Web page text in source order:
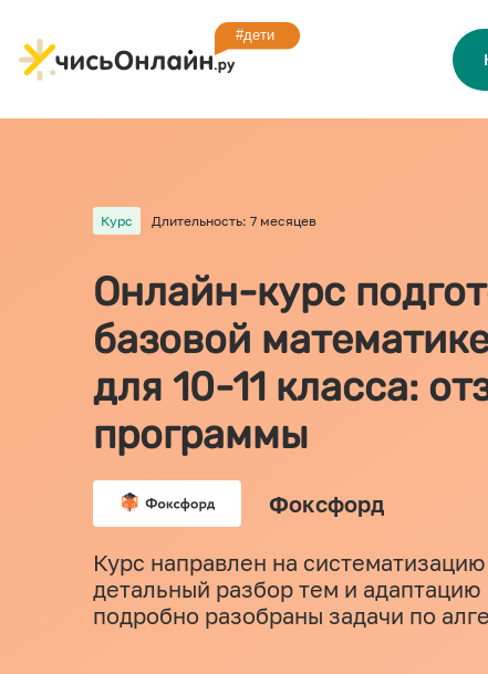
Курс Длительность: 7 месяцев
Онлайн-курс
базовой
для 10-11 класса:
программы
Фоксфорд
Курс направлен на
детальный разбор тем и
подробно разобраны задачи по